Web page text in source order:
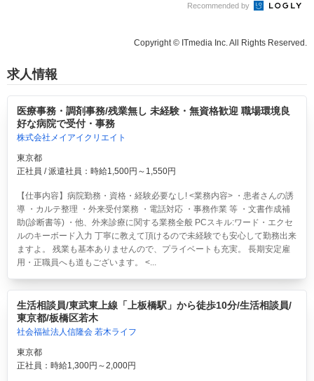
Recommended by
Copyright © ITmedia Inc. All Rights Reserved.
求人情報
医療事務・調剤事務/残業無し 未経験・無資格歓迎 職場環境良
好な病院で受付・事務
株式会社メイアイクリエイト
東京都
正社員 / 派遣社員：時給1,500円～1,550円
【仕事内容】病院勤務・資格・経験必要なし! <業務内容> ・患者さんの誘
導 ・カルテ整理 ・外来受付業務 ・電話対応 ・事務作業 等 ・文書作成補
助(診断書等) ・他、外来診療に関する業務全般 PCスキル:ワード・エクセ
ルのキーボード入力 丁寧に教えて頂けるので未経験でも安心して勤務出来
ますよ。 残業も基本ありませんので、プライベートも充実。 長期安定雇
用・正職員へも道もございます。 <...
生活相談員/東武東上線「上板橋駅」から徒歩10分/生活相談員/
東京都/板橋区若木
社会福祉法人信隆会 若木ライフ
東京都
正社員：時給1,300円～2,000円